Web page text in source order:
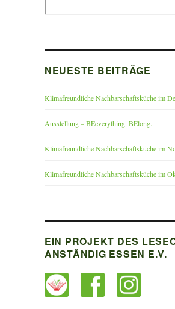
NEUESTE BEITRÄGE
Klimafreundliche Nachbarschaftsküche im
Ausstellung – BEeverything. BElong.
Klimafreundliche Nachbarschaftsküche im
Klimafreundliche Nachbarschaftsküche im
EIN PROJEKT DES
ANSTÄNDIG ESSEN E.V.